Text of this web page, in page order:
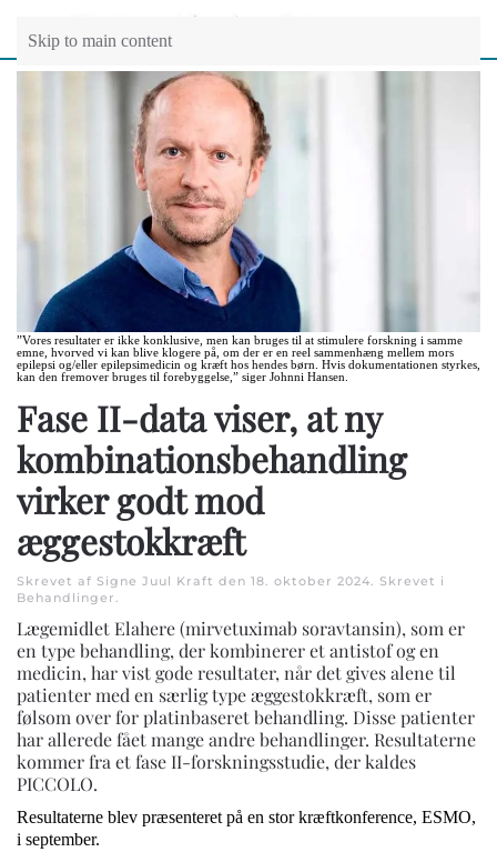
Skip to main content
”Vores resultater er ikke konklusive, men kan bruges til at stimulere forskning i samme
emne, hvorved vi kan blive klogere på, om der er en reel sammenhæng mellem mors
epilepsi og/eller epilepsimedicin og kræft hos hendes børn. Hvis dokumentationen styrkes,
kan den fremover bruges til forebyggelse,” siger Johnni Hansen.
Fase II-data viser, at ny
kombinationsbehandling
virker godt mod
æggestokkræft
Skrevet af Signe Juul Kraft den 18. oktober 2024. Skrevet i
Behandlinger.
Lægemidlet Elahere (mirvetuximab soravtansin), som er
en type behandling, der kombinerer et antistof og en
medicin, har vist gode resultater, når det gives alene til
patienter med en særlig type æggestokkræft, som er
følsom over for platinbaseret behandling. Disse patienter
har allerede fået mange andre behandlinger. Resultaterne
kommer fra et fase II-forskningsstudie, der kaldes
PICCOLO.
Resultaterne blev præsenteret på en stor kræftkonference, ESMO,
i september.